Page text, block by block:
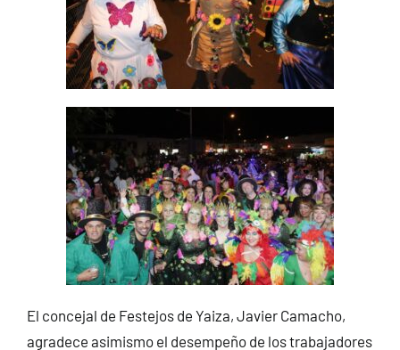
El concejal de Festejos de Yaiza, Javier Camacho,
agradece asimismo el desempeño de los trabajadores